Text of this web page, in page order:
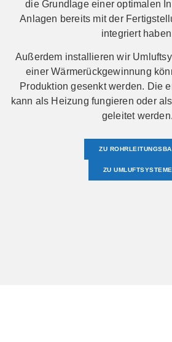
die Grundlage einer optimalen
Anlagen bereits mit der
integriert
Außerdem installieren wir
einer Wärmerückgewinnung
Produktion gesenkt werden. Die
kann als Heizung fungieren oder
geleitet werden.
ZU
ZU UMLUFTSYSTEME